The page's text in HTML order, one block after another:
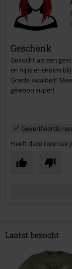
Commentaar
Geschenk
Gekocht als een
en hij is er enorm blij
Goede kwaliteit!
gewoon super!
Geverifieerde
Heeft deze recensie
Laatst bezocht